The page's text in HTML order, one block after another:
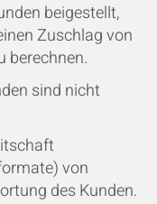
beigestellt,
Zuschlag von
berechnen.
sind nicht
von
des Kunden.